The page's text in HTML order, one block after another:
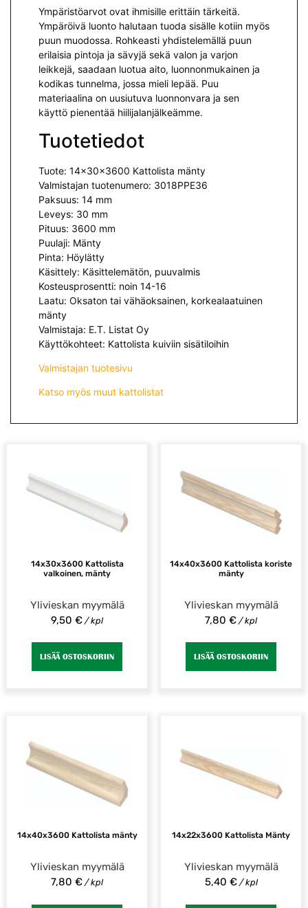
Ympäristöarvot ovat ihmisille erittäin tärkeitä.
Ympäröivä luonto halutaan tuoda sisälle kotiin myös
puun muodossa. Rohkeasti yhdistelemällä puun
erilaisia pintoja ja sävyjä sekä valon ja varjon
leikkejä, saadaan luotua aito, luonnonmukainen ja
kodikas tunnelma, jossa mieli lepää. Puu
materiaalina on uusiutuva luonnonvara ja sen
käyttö pienentää hiilijalanjälkeämme.
Tuotetiedot
Tuote: 14x30x3600 Kattolista mänty
Valmistajan tuotenumero: 3018PPE36
Paksuus: 14 mm
Leveys: 30 mm
Pituus: 3600 mm
Puulaji: Mänty
Pinta: Höylätty
Käsittely: Käsittelemätön, puuvalmis
Kosteusprosentti: noin 14-16
Laatu: Oksaton tai vähäoksainen, korkealaatuinen
mänty
Valmistaja: E.T. Listat Oy
Käyttökohteet: Kattolista kuiviin sisätiloihin
Valmistajan tuotesivu
Katso myös muut kattolistat
14x30x3600 Kattolista
valkoinen, mänty
Ylivieskan myymälä
9,50 € / kpl
LISÄÄ OSTOSKORIIN
14x40x3600 Kattolista koriste
mänty
Ylivieskan myymälä
7,80 € / kpl
LISÄÄ OSTOSKORIIN
14x40x3600 Kattolista mänty
Ylivieskan myymälä
7,80 € / kpl
14x22x3600 Kattolista Mänty
Ylivieskan myymälä
5,40 €/ kpl